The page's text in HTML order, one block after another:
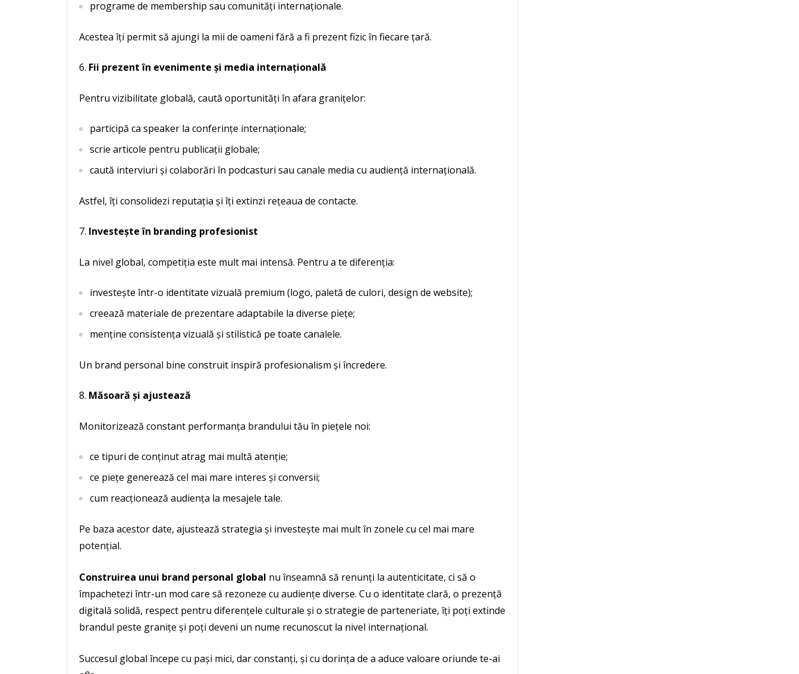
programe de membership sau comunități internaționale.
Acestea îți permit să ajungi la mii de oameni fără a fi prezent fizic în fiecare țară.
Fii prezent în evenimente și media internațională
Pentru vizibilitate globală, caută oportunități în afara granițelor:
participă ca speaker la conferințe internaționale;
scrie articole pentru publicații globale;
caută interviuri și colaborări în podcasturi sau canale media cu audiență internațională.
Astfel, îți consolidezi reputația și îți extinzi rețeaua de contacte.
Investește în branding profesionist
La nivel global, competiția este mult mai intensă. Pentru a te diferenția:
investește într-o identitate vizuală premium (logo, paletă de culori, design de website);
creează materiale de prezentare adaptabile la diverse piețe;
menține consistența vizuală și stilistică pe toate canalele.
Un brand personal bine construit inspiră profesionalism și încredere.
Măsoară și ajustează
Monitorizează constant performanța brandului tău în piețele noi:
ce tipuri de conținut atrag mai multă atenție;
ce piețe generează cel mai mare interes și conversii;
cum reacționează audiența la mesajele tale.
Pe baza acestor date, ajustează strategia și investește mai mult în zonele cu cel mai mare
potențial.
Construirea unui brand personal global nu înseamnă să renunți la autenticitate, ci să o
împachetezi într-un mod care să rezoneze cu audiențe diverse. Cu o identitate clară, o prezență
digitală solidă, respect pentru diferențele culturale și o strategie de parteneriate, îți poți extinde
brandul peste granițe și poți deveni un nume recunoscut la nivel internațional.
Succesul global începe cu pași mici, dar constanți, și cu dorința de a aduce valoare oriunde te-ai